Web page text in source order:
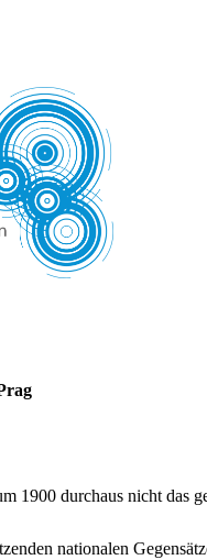
1900 durchaus nicht das
nationalen